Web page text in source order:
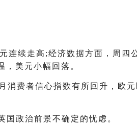
连续走高;经济数据方面，周四
美元小幅回落。
消费者信心指数有所回升，欧元
政治前景不确定的忧虑。